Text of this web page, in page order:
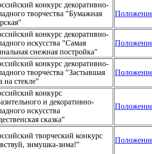
конкурс декоративно-
творчества "Бумажная
конкурс декоративно-
искусства "Самая
снежная постройка"
конкурс декоративно-
творчества "Застывшая
на стекле"
конкурс
и декоративно-
искусства
сказка"
творческий конкурс
зимушка-зима!"